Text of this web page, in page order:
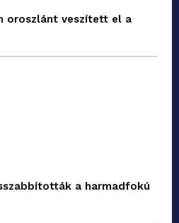
oroszlánt veszített el a
a harmadfokú